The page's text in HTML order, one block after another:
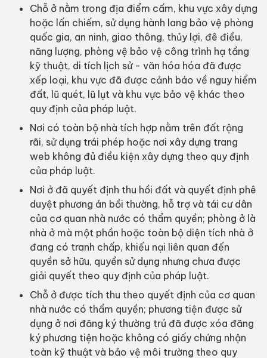
Chỗ ở nằm trong địa điểm cấm, khu vực xây dựng
hoặc lấn chiếm, sử dụng hành lang bảo vệ phòng
quốc gia, an ninh, giao thông, thủy lợi, đê điều,
năng lượng, phòng vệ bảo vệ công trình hạ tầng
kỹ thuật, di tích lịch sử - văn hóa hóa đã được
xếp loại, khu vực đã được cảnh báo về nguy hiểm
đất, lũ quét, lũ lụt và khu vực bảo vệ khác theo
quy định của pháp luật.
Nơi có toàn bộ nhà tích hợp nằm trên đất rộng
rãi, sử dụng trái phép hoặc nơi xây dựng trang
web không đủ điều kiện xây dựng theo quy định
của pháp luật.
Nơi ở đã quyết định thu hồi đất và quyết định phê
duyệt phương án bồi thường, hỗ trợ và tái cư dân
của cơ quan nhà nước có thẩm quyền; phòng ở là
nhà ở mà một phần hoặc toàn bộ diện tích nhà ở
đang có tranh chấp, khiếu nại liên quan đến
quyền sở hữu, quyền sử dụng nhưng chưa được
giải quyết theo quy định của pháp luật.
Chỗ ở được tích thu theo quyết định của cơ quan
nhà nước có thẩm quyền; phương tiện được sử
dụng ở nơi đăng ký thường trú đã được xóa đăng
ký phương tiện hoặc không có giấy chứng nhận
toàn kỹ thuật và bảo vệ môi trường theo quy